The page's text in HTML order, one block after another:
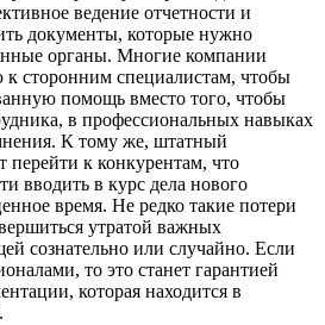
ведение отчетности и
документы, которые нужно
органы. Многие компании
сторонним специалистам, чтобы
помощь вместо того, чтобы
в профессиональных навыках
К тому же, штатный
перейти к конкурентам, что
вводить в курс дела нового
время. Не редко такие потери
утратой важных
сознательно или случайно. Если
то это станет гарантией
которая находится в